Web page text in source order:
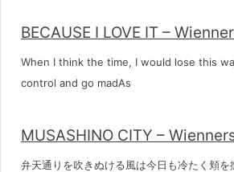
BECAUSE I LOVE IT –
When I think the time, I would lose this
control and go madAs
MUSASHINO CITY –
弁天通りを吹きぬける風は今日も冷たく頬を